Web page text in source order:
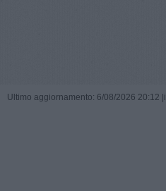
Ultimo aggiornamento: 6/08/2026 20:12 |